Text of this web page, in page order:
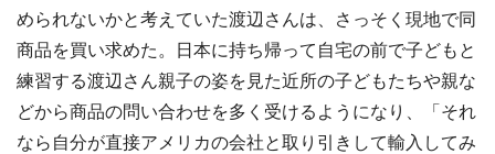
められないかと考えていた渡辺さんは、さっそく現地で同
商品を買い求めた。日本に持ち帰って自宅の前で子どもと
練習する渡辺さん親子の姿を見た近所の子どもたちや親な
どから商品の問い合わせを多く受けるようになり、「それ
なら自分が直接アメリカの会社と取り引きして輸入してみ